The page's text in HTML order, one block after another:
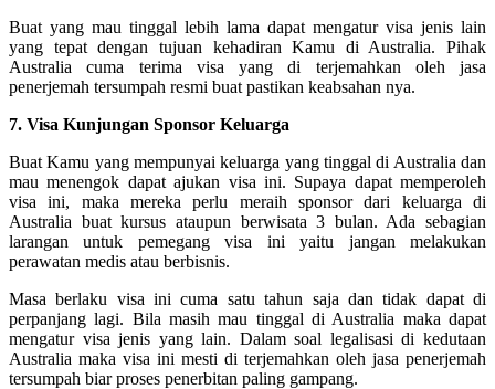
Buat yang mau tinggal lebih lama dapat mengatur visa jenis lain
yang tepat dengan tujuan kehadiran Kamu di Australia. Pihak
Australia cuma terima visa yang di terjemahkan oleh jasa
penerjemah tersumpah resmi buat pastikan keabsahan nya.
7. Visa Kunjungan Sponsor Keluarga
Buat Kamu yang mempunyai keluarga yang tinggal di Australia dan
mau menengok dapat ajukan visa ini. Supaya dapat memperoleh
visa ini, maka mereka perlu meraih sponsor dari keluarga di
Australia buat kursus ataupun berwisata 3 bulan. Ada sebagian
larangan untuk pemegang visa ini yaitu jangan melakukan
perawatan medis atau berbisnis.
Masa berlaku visa ini cuma satu tahun saja dan tidak dapat di
perpanjang lagi. Bila masih mau tinggal di Australia maka dapat
mengatur visa jenis yang lain. Dalam soal legalisasi di kedutaan
Australia maka visa ini mesti di terjemahkan oleh jasa penerjemah
tersumpah biar proses penerbitan paling gampang.